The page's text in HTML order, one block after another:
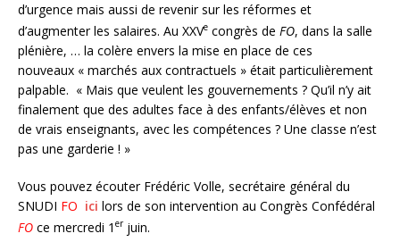
d’urgence mais aussi de revenir sur les réformes et
d’augmenter les salaires. Au XXVe congrès de FO, dans la salle
plénière, … la colère envers la mise en place de ces
nouveaux « marchés aux contractuels » était particulièrement
palpable. « Mais que veulent les gouvernements ? Qu’il n’y ait
finalement que des adultes face à des enfants/élèves et non
de vrais enseignants, avec les compétences ? Une classe n’est
pas une garderie ! »
Vous pouvez écouter Frédéric Volle, secrétaire général du
SNUDI FO ici lors de son intervention au Congrès Confédéral
FO ce mercredi 1 erjuin.